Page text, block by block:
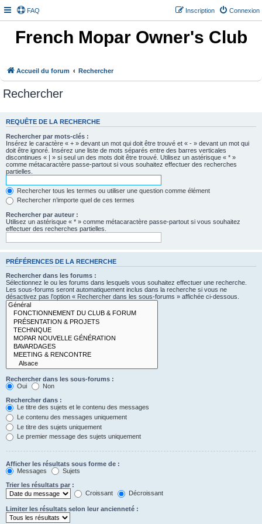
FAQ Connexion
Inscription
French Mopar Owner's Club
Accueil du forum Rechercher
Rechercher
REQUÊTE DE LA RECHERCHE
Rechercher par mots-clés :
Insérez le caractère « + » devant un mot qui doit être trouvé et « - » devant un mot qui
doit être ignoré. Insérez une liste de mots séparés entre des barres verticales
discontinues « | » si seul un des mots doit être trouvé. Utilisez un astérisque « * »
comme métacaractère passe-partout si vous souhaitez effectuer des recherches
partielles.
Rechercher tous les termes ou utiliser une question comme élément
Rechercher n’importe quel de ces termes
Rechercher par auteur :
Utilisez un astérisque « * » comme métacaractère passe-partout si vous souhaitez
effectuer des recherches partielles.
PRÉFÉRENCES DE LA RECHERCHE
Rechercher dans les forums :
Sélectionnez le ou les forums dans lesquels vous souhaitez effectuer une recherche.
Les sous-forums seront automatiquement inclus dans la recherche si vous ne
désactivez pas l’option « Rechercher dans les sous-forums » affichée ci-dessous.
Rechercher dans les sous-forums :
Oui
Non
Rechercher dans :
Le titre des sujets et le contenu des messages
Le contenu des messages uniquement
Le titre des sujets uniquement
Le premier message des sujets uniquement
Afficher les résultats sous forme de :
Messages
Sujets
Trier les résultats par :
Croissant
Décroissant
Limiter les résultats selon leur ancienneté :